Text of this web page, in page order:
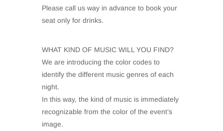
Please call us way in advance to book your
seat only for drinks.
WHAT KIND OF MUSIC WILL YOU FIND?
We are introducing the color codes to
identify the different music genres of each
night.
In this way, the kind of music is immediately
recognizable from the color of the event’s
image.